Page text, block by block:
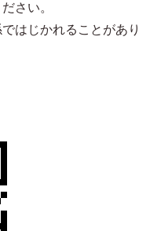
さい。
はじかれることがあり